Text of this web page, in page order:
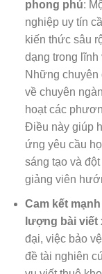
phong phú:
nghiệp uy tín
kiến thức sâu
dạng trong
Những chuyên
về chuyên
hoạt các
Điều này giúp
ứng yêu cầu
sáng tạo và
giảng viên
Cam kết
lượng bài viết
đại, việc bảo
đề tài nghiên